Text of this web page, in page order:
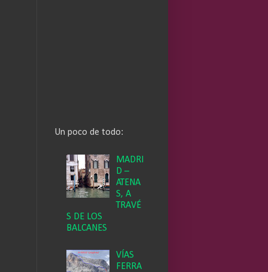
Un poco de todo:
MADRI
D –
ATENA
S, A
TRAVÉ
S DE LOS
BALCANES
VÍAS
FERRA